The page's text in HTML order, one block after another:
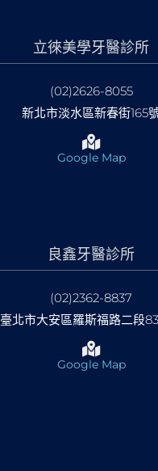
立徠美學牙醫診所
(02)2626-8055
新北市淡水區新春街165
Google Map
良鑫牙醫診所
(02)2362-8837
臺北市大安區羅斯福路二段
Google Map